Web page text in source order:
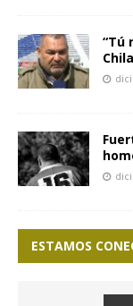
“Tú
ESTAMOS